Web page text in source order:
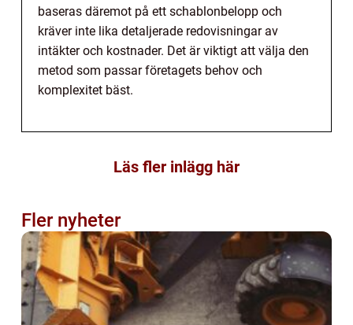
baseras däremot på ett schablonbelopp och
kräver inte lika detaljerade redovisningar av
intäkter och kostnader. Det är viktigt att välja den
metod som passar företagets behov och
komplexitet bäst.
Läs fler inlägg här
Fler nyheter